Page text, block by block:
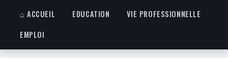
⌂ ACCUEIL EDUCATION
VIE PROFESSIONNELLE
EMPLOI